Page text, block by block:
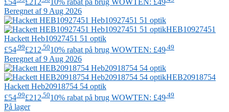
Beregnet af 9 Aug 2026
HEB10927451
Hackett Heb10927451 51 optik
£54 .99£212 .5010% rabat på brug WOWTEN: £49 .49
Beregnet af 9 Aug 2026
HEB20918754
Hackett Heb20918754 54 optik
£54.99£212.5010% rabat på brug WOWTEN: £49.49
På lager